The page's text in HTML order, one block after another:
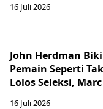
16 Juli 2026
John Herdman
Pemain Seperti
Lolos Seleksi,
16 Juli 2026